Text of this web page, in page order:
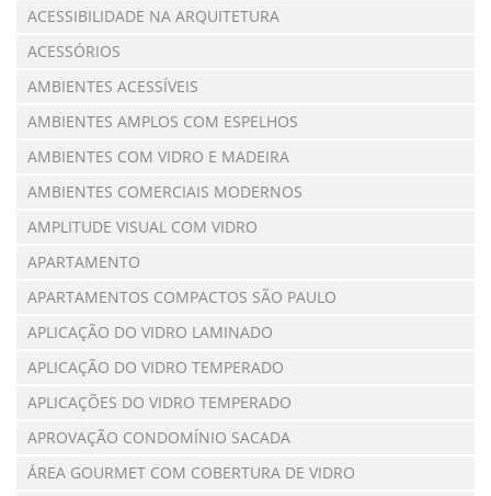
ACESSIBILIDADE NA ARQUITETURA
ACESSÓRIOS
AMBIENTES ACESSÍVEIS
AMBIENTES AMPLOS COM ESPELHOS
AMBIENTES COM VIDRO E MADEIRA
AMBIENTES COMERCIAIS MODERNOS
AMPLITUDE VISUAL COM VIDRO
APARTAMENTO
APARTAMENTOS COMPACTOS SÃO PAULO
APLICAÇÃO DO VIDRO LAMINADO
APLICAÇÃO DO VIDRO TEMPERADO
APLICAÇÕES DO VIDRO TEMPERADO
APROVAÇÃO CONDOMÍNIO SACADA
ÁREA GOURMET COM COBERTURA DE VIDRO